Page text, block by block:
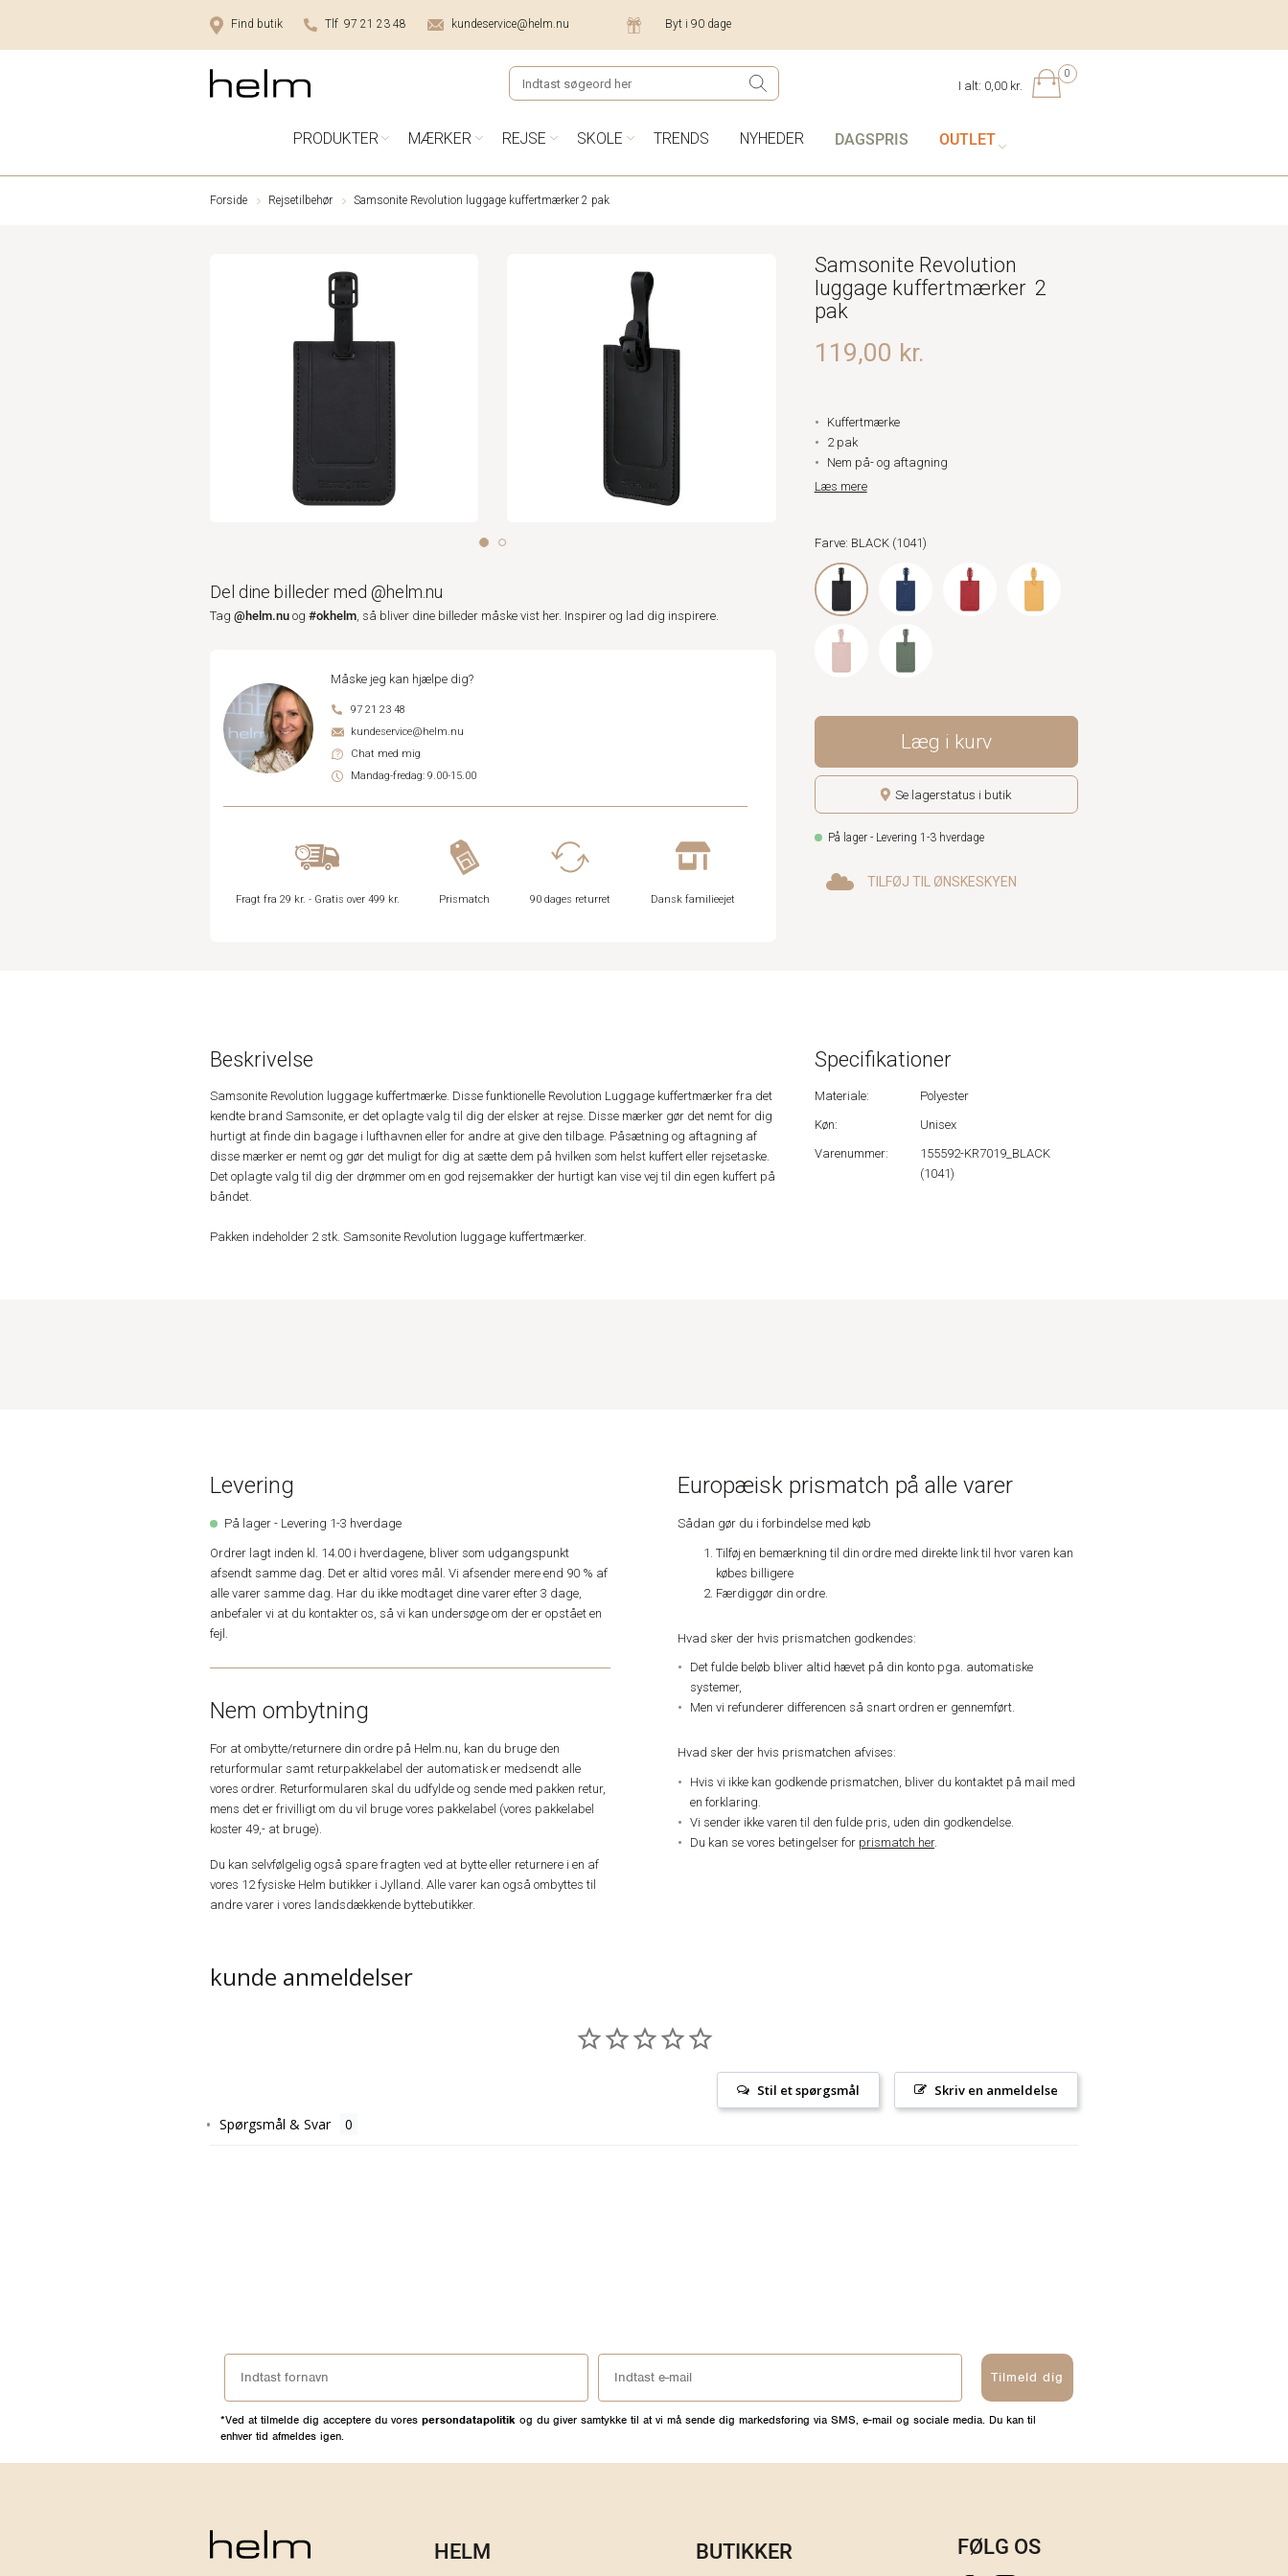
Find butik Tlf 97 21 23 48 kundeservice@helm.nu Byt i 90 dage
0
I alt: 0,00 kr.
PRODUKTER MÆRKER REJSE SKOLE TRENDS NYHEDER DAGSPRIS OUTLET
Forside Rejsetilbehør Samsonite Revolution luggage kuffertmærker 2 pak
Del dine billeder med @helm.nu
Tag @helm.nu og #okhelm, så bliver dine billeder måske vist her. Inspirer og lad dig inspirere.
Måske jeg kan hjælpe dig?
97 21 23 48
kundeservice@helm.nu
Chat med mig
Mandag-fredag: 9.00-15.00
Fragt fra 29 kr. - Gratis over 499 kr. Prismatch 90 dages returret Dansk familieejet
Samsonite Revolution
luggage kuffertmærker 2
pak
119,00 kr.
Kuffertmærke
2 pak
Nem på- og aftagning
Læs mere
Farve: BLACK (1041)
Læg i kurv
Se lagerstatus i butik
På lager - Levering 1-3 hverdage
TILFØJ TIL ØNSKESKYEN
Beskrivelse
Samsonite Revolution luggage kuffertmærke. Disse funktionelle Revolution Luggage kuffertmærker fra det
kendte brand Samsonite, er det oplagte valg til dig der elsker at rejse. Disse mærker gør det nemt for dig
hurtigt at finde din bagage i lufthavnen eller for andre at give den tilbage. Påsætning og aftagning af
disse mærker er nemt og gør det muligt for dig at sætte dem på hvilken som helst kuffert eller rejsetaske.
Det oplagte valg til dig der drømmer om en god rejsemakker der hurtigt kan vise vej til din egen kuffert på
båndet.
Pakken indeholder 2 stk. Samsonite Revolution luggage kuffertmærker.
Specifikationer
Materiale:
Polyester
Køn:
Unisex
Varenummer:
155592-KR7019_BLACK
(1041)
Levering
På lager - Levering 1-3 hverdage
Ordrer lagt inden kl. 14.00 i hverdagene, bliver som udgangspunkt
afsendt samme dag. Det er altid vores mål. Vi afsender mere end 90 % af
alle varer samme dag. Har du ikke modtaget dine varer efter 3 dage,
anbefaler vi at du kontakter os, så vi kan undersøge om der er opstået en
fejl.
Nem ombytning
For at ombytte/returnere din ordre på Helm.nu, kan du bruge den
returformular samt returpakkelabel der automatisk er medsendt alle
vores ordrer. Returformularen skal du udfylde og sende med pakken retur,
mens det er frivilligt om du vil bruge vores pakkelabel (vores pakkelabel
koster 49,- at bruge).
Du kan selvfølgelig også spare fragten ved at bytte eller returnere i en af
vores 12 fysiske Helm butikker i Jylland. Alle varer kan også ombyttes til
andre varer i vores landsdækkende byttebutikker.
Europæisk prismatch på alle varer
Sådan gør du i forbindelse med køb
Tilføj en bemærkning til din ordre med direkte link til hvor varen kan
købes billigere
Færdiggør din ordre.
Hvad sker der hvis prismatchen godkendes:
Det fulde beløb bliver altid hævet på din konto pga. automatiske
systemer,
Men vi refunderer differencen så snart ordren er gennemført.
Hvad sker der hvis prismatchen afvises:
Hvis vi ikke kan godkende prismatchen, bliver du kontaktet på mail med
en forklaring.
Vi sender ikke varen til den fulde pris, uden din godkendelse.
Du kan se vores betingelser for prismatch her.
kunde anmeldelser
Skriv en anmeldelse
Stil et spørgsmål
Spørgsmål & Svar
Tilmeld dig
*Ved at tilmelde dig acceptere du vores persondatapolitik og du giver samtykke til at vi må sende dig markedsføring via SMS, e-mail og sociale media. Du kan til
enhver tid afmeldes igen.
HELM BUTIKKER FØLG OS